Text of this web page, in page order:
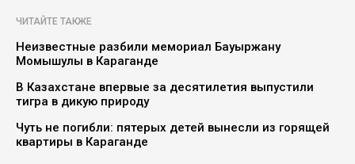
ЧИТАЙТЕ ТАКЖЕ
Неизвестные разбили мемориал Бауыржану
Момышулы в Караганде
В Казахстане впервые за десятилетия выпустили
тигра в дикую природу
Чуть не погибли: пятерых детей вынесли из горящей
квартиры в Караганде